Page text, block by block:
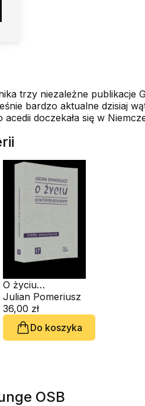
trzy niezależne
bardzo aktualne dzisiaj
doczekała się w
O życiu
kontemplacyjnym
Julian Pomeriusz
36,00 zł
Do koszyka
OSB